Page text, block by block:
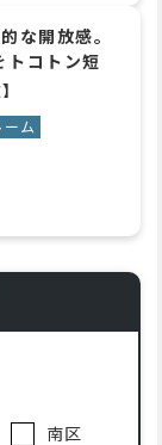
な開放感。
トコトン短
】
ム
南区